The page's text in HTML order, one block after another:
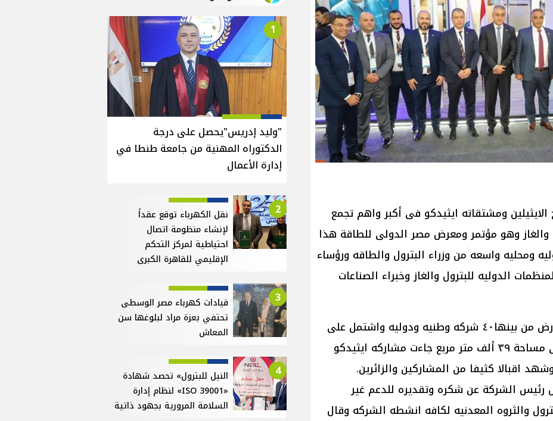
ومشتقاته ايثيدكو فى أكبر واهم تجمع
والغاز وهو مؤتمر ومعرض مصر الدولى للطاقة هذا
ومحليه واسعه من وزراء البترول والطاقه ورؤساء
الدوليه للبترول والغاز وخبراء الصناعات
ووسط مشاركه اكثر من٤٥٠ عارض من بينها٤٠ شركه وطنيه ودوليه واشتمل على
العديد من الاجنحه الدوليه على مساحة ٣٩ ألف متر مربع جاءت مشاركه ايثيدكو
اقبالا كثيفا من المشاركين والزائرين.
رئيس الشركة عن شكره وتقديره للدعم غير
والثروه المعدنيه لكافه انشطه الشركه وقال
1
"وليد إدريس"يحصل على درجة
الدكتوراه المهنية من جامعة طنطا في
إدارة الأعمال
2
نقل الكهرباء توقع عقداً
لإنشاء منظومة اتصال
احتياطية لمركز التحكم
الإقليمي للقاهرة الكبرى
3
قيادات كهرباء مصر الوسطى
تحتفي بعزة مراد لبلوغها سن
المعاش
4
النيل للبترول» تحصد شهادة
«ISO 39001» لنظام إدارة
السلامة المرورية بجهود ذاتية